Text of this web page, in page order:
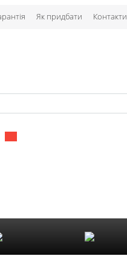
Як придбати Контакти